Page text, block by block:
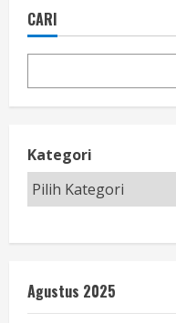
CARI
Kategori
Agustus 2025